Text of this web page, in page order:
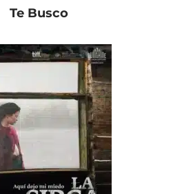
Te Busco